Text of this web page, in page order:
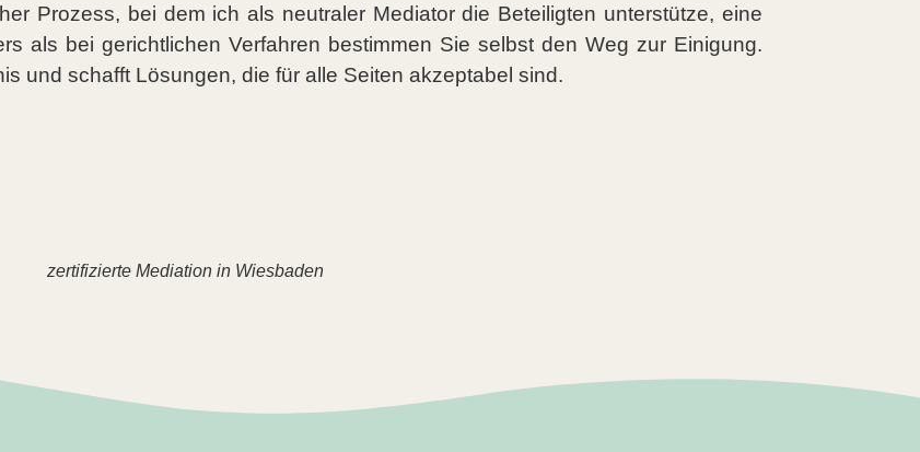
Prozess, bei dem ich als neutraler Mediator die Beteiligten unterstütze, eine
als bei gerichtlichen Verfahren bestimmen Sie selbst den Weg zur Einigung.
und schafft Lösungen, die für alle Seiten akzeptabel sind.
zertifizierte Mediation in Wiesbaden